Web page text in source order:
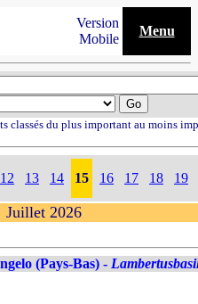
Version
Mobile
Menu
classés du plus important au moins
12 13 14 15 16 17 18 19
Juillet 2026
(Pays-Bas) -